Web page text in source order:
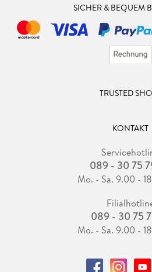
SICHER & BEQUEM
TRUSTED
KONTAKT
089 - 30 75
Mo. - Sa. 9.00 -
089 - 30 75
Mo. - Sa. 9.00 -